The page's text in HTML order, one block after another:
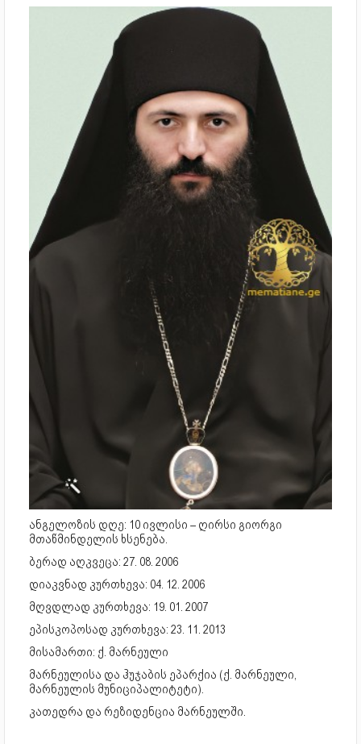
ანგელოზის დღე: 10 ივლისი – ღირსი გიორგი
მთაწმინდელის ხსენება.
ბერად აღკვეცა: 27. 08. 2006
დიაკვნად კურთხევა: 04. 12. 2006
მღვდლად კურთხევა: 19. 01. 2007
ეპისკოპოსად კურთხევა: 23. 11. 2013
მისამართი: ქ. მარნეული
მარნეულისა და ჰუჯაბის ეპარქია (ქ. მარნეული,
მარნეულის მუნიციპალიტეტი).
კათედრა და რეზიდენცია მარნეულში.